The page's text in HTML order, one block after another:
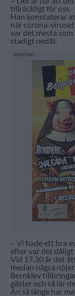
tillräckligt för oss.
Han konstaterar
när corona-
var det mesta
stadigt nedåt.
– Vi hade ett bra
efter var det
Vid 17.30 är det
medan några
Bernklev
gäster och så lär
Än så länge har